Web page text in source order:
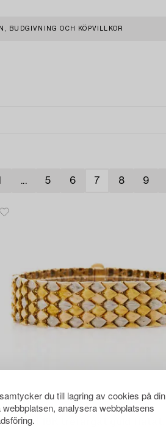
du till lagring av cookies på din
analysera webbplatsens
BUDGIVNING OCH KÖPVILLKOR
... 5 6 7 8 9
18K trefärgat guld flätat,